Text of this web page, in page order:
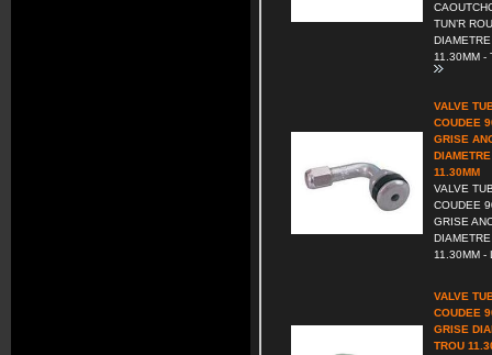
TUN’R
11.30MM -
VALVE
COUDEE
GRISE
11.30MM
VALVE
COUDEE
GRISE
11.30MM -
VALVE
COUDEE
GRISE
TROU